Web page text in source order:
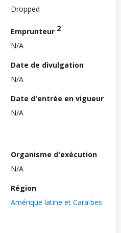
Dropped
Emprunteur 2
N/A
Date de divulgation
N/A
Date d'entrée en vigueur
N/A
Organisme d'exécution
N/A
Région
Amérique latine et Caraïbes